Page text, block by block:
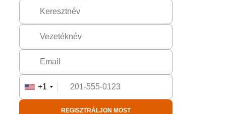
+1
REGISZTRÁLJON MOST